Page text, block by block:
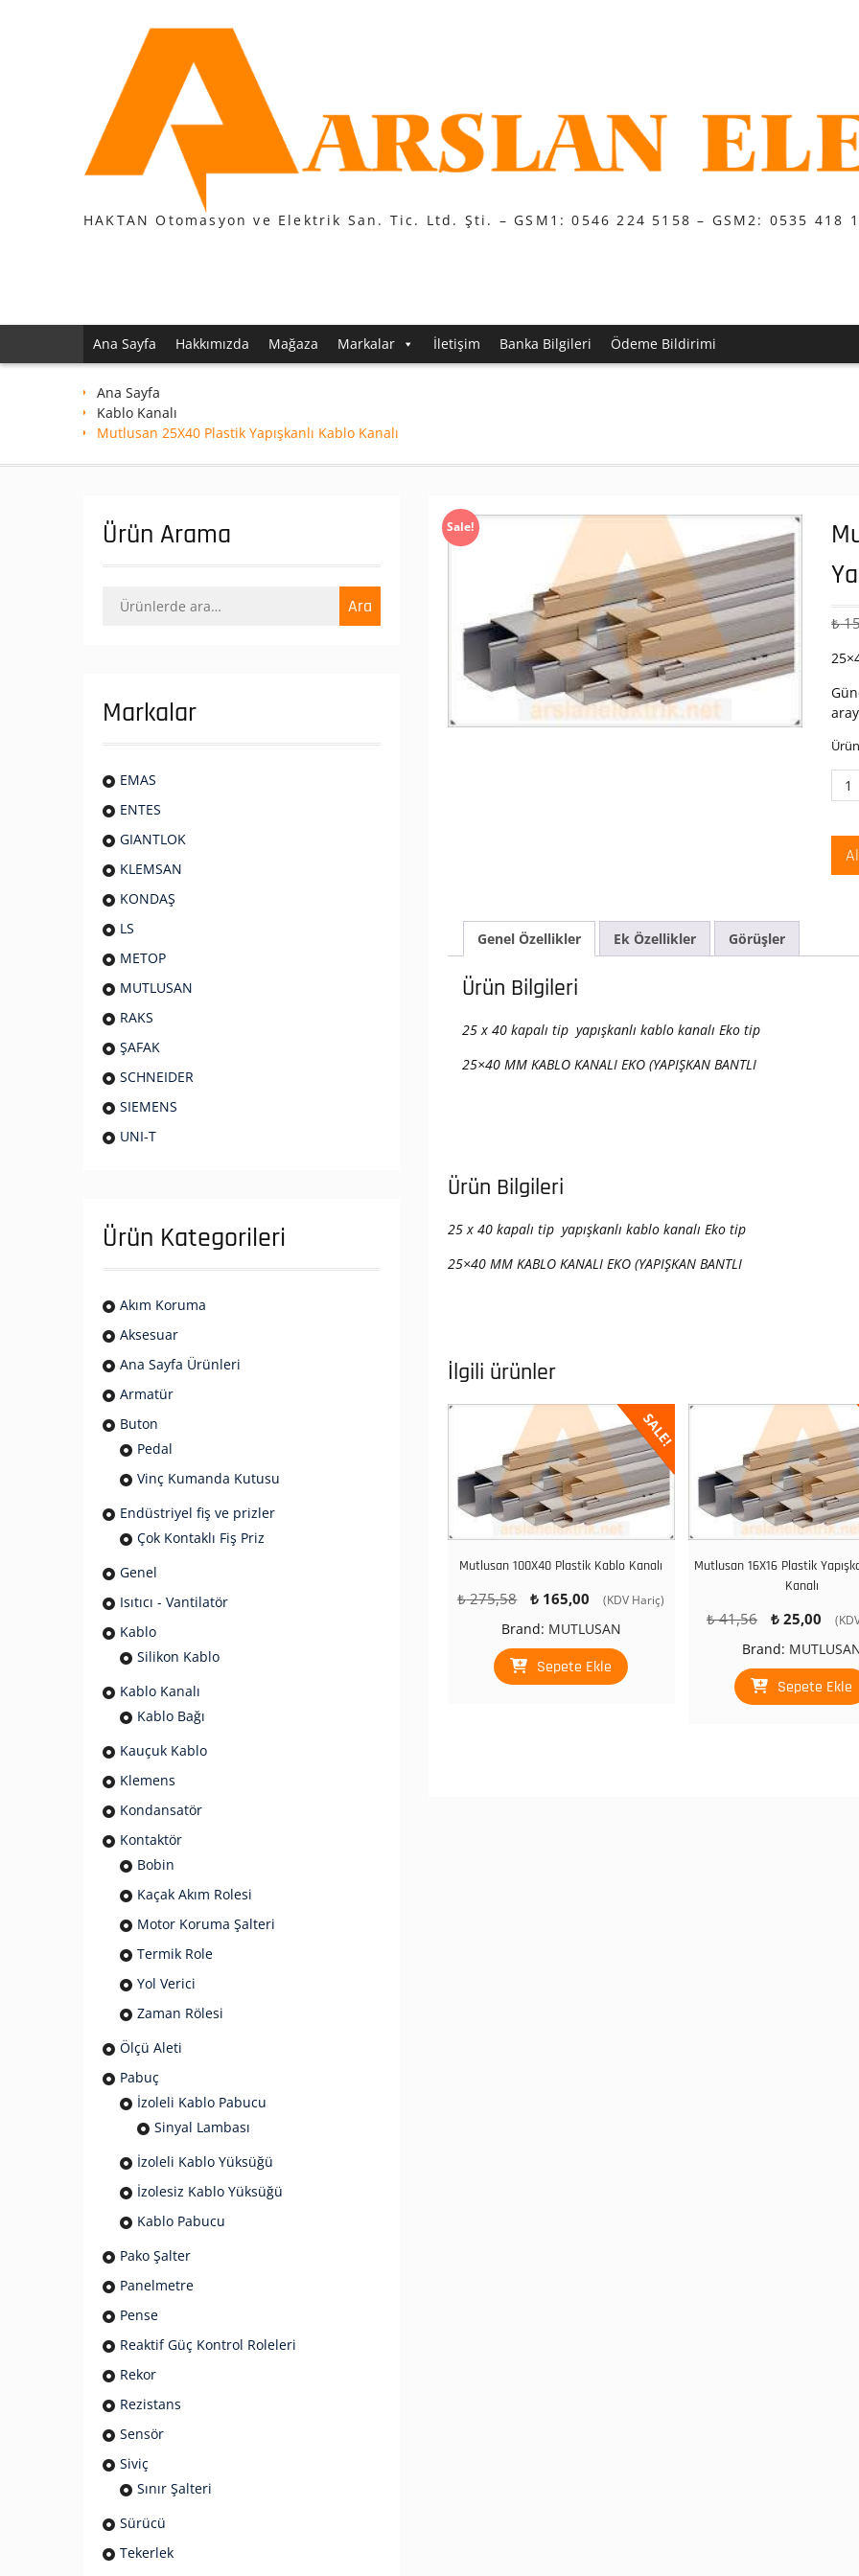
HAKTAN Otomasyon ve Elektrik San. Tic. Ltd. Şti. – GSM1: 0546 224 5158 – GSM2: 0535
Ana Sayfa Hakkımızda Mağaza Markalar İletişim Banka Bilgileri Ödeme Bildirimi
Ana Sayfa
Kablo Kanalı
Mutlusan 25X40 Plastik Yapışkanlı Kablo Kanalı
Sale!
₺
Genel Özellikler Ek Özellikler Görüşler
Ürün Bilgileri
25 x 40 kapalı tip yapışkanlı kablo kanalı Eko tip
25×40 MM KABLO KANALI EKO (YAPIŞKAN BANTLI
Ürün Bilgileri
25 x 40 kapalı tip yapışkanlı kablo kanalı Eko tip
25×40 MM KABLO KANALI EKO (YAPIŞKAN BANTLI
İlgili ürünler
SALE!
Mutlusan 100X40 Plastik Kablo Kanalı
₺275,58
Orijinal
fiyat:
₺ 275,58.
₺ 165,00
Şu
fiyat:
₺ 165,00.
(KDV Hariç)
Brand: MUTLUSAN
Sepete Ekle
Mutlusan 16X16 Plastik
Kanalı
₺41,56
Orijinal
fiyat:
₺ 41,56.
₺ 25,00
Şu
₺
Brand:
Sepete Ekle
Ürün Arama
Ara: Ara
Markalar
EMAS
ENTES
GIANTLOK
KLEMSAN
KONDAŞ
LS
METOP
MUTLUSAN
RAKS
ŞAFAK
SCHNEIDER
SIEMENS
UNI-T
Ürün Kategorileri
Akım Koruma
Aksesuar
Ana Sayfa Ürünleri
Armatür
Buton
Pedal
Vinç Kumanda Kutusu
Endüstriyel fiş ve prizler
Çok Kontaklı Fiş Priz
Genel
Isıtıcı - Vantilatör
Kablo
Silikon Kablo
Kablo Kanalı
Kablo Bağı
Kauçuk Kablo
Klemens
Kondansatör
Kontaktör
Bobin
Kaçak Akım Rolesi
Motor Koruma Şalteri
Termik Role
Yol Verici
Zaman Rölesi
Ölçü Aleti
Pabuç
İzoleli Kablo Pabucu
Sinyal Lambası
İzoleli Kablo Yüksüğü
İzolesiz Kablo Yüksüğü
Kablo Pabucu
Pako Şalter
Panelmetre
Pense
Reaktif Güç Kontrol Roleleri
Rekor
Rezistans
Sensör
Siviç
Sınır Şalteri
Sürücü
Tekerlek